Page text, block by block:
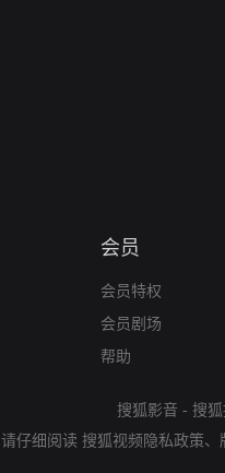
会员
会员特权
会员剧场
帮助
搜狐影音 - 搜
请仔细阅读 搜狐视频隐私政策、